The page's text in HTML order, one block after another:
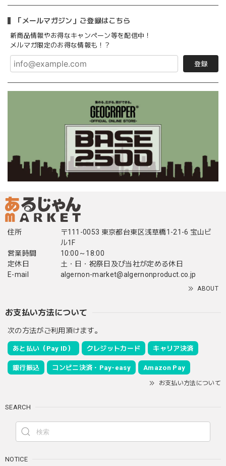
「メールマガジン」ご登録はこちら
新商品情報やお得なキャンペーン等を配信中！
メルマガ限定のお得な情報も！？
登録
住所
〒111-0053 東京都台東区浅草橋1-21-6 宝山ビ
ル1F
営業時間
10:00～18:00
定休日
土・日・祝祭日及び当社が定める休日
E-mail
algernon-market@algernonproduct.co.jp
ABOUT
お支払い方法について
次の方法がご利用頂けます。
あと払い（Pay ID） クレジットカード キャリア決済
銀行振込 コンビニ決済・Pay-easy Amazon Pay
お支払い方法について
SEARCH
NOTICE